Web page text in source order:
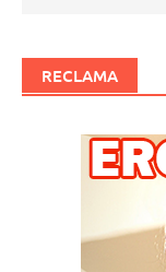
RECLAMA